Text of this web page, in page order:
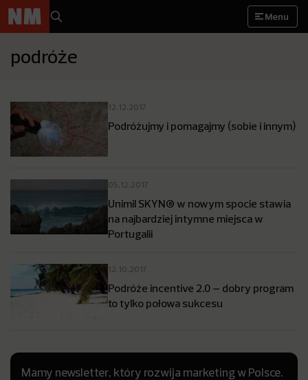
Menu
podróże
12.12.2017
Podróżujmy i pomagajmy (sobie i innym)
05.12.2017
Unimil SKYN® w nowym spocie stawia
na najbardziej intymne miejsca w
Portugalii
12.10.2017
Podróże incentive 2.0 – dobry program
to tylko połowa sukcesu
Mamy newsletter, który rozwija marketing w Polsce.